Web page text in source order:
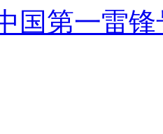
闹非凡 减压"枕头大战"
国第一雷